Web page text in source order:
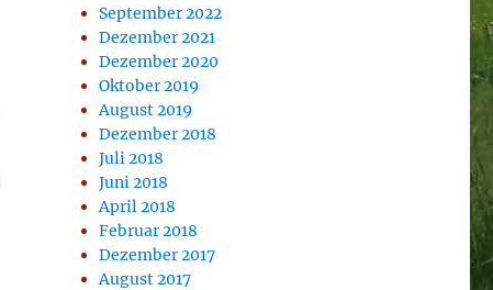
September 2022
Dezember 2021
Dezember 2020
Oktober 2019
August 2019
Dezember 2018
Juli 2018
Juni 2018
April 2018
Februar 2018
Dezember 2017
August 2017